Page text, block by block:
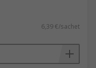
6,39 €/sachet